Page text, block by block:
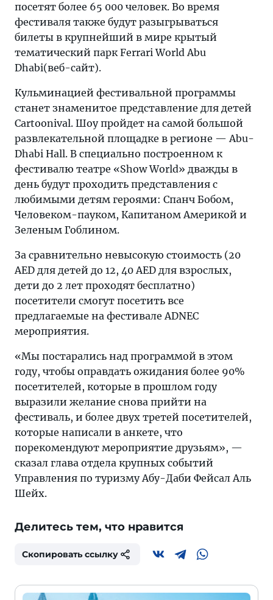
посетят более 65 000 человек. Во время
фестиваля также будут разыгрываться
билеты в крупнейший в мире крытый
тематический парк Ferrari World Abu
Dhabi(веб-сайт).
Кульминацией фестивальной программы
станет знаменитое представление для детей
Cartoonival. Шоу пройдет на самой большой
развлекательной площадке в регионе — Abu-
Dhabi Hall. В специально построенном к
фестивалю театре «Show World» дважды в
день будут проходить представления с
любимыми детям героями: Спанч Бобом,
Человеком-пауком, Капитаном Америкой и
Зеленым Гоблином.
За сравнительно невысокую стоимость (20
AED для детей до 12, 40 AED для взрослых,
дети до 2 лет проходят бесплатно)
посетители смогут посетить все
предлагаемые на фестивале ADNEC
мероприятия.
«Мы постарались над программой в этом
году, чтобы оправдать ожидания более 90%
посетителей, которые в прошлом году
выразили желание снова прийти на
фестиваль, и более двух третей посетителей,
которые написали в анкете, что
порекомендуют мероприятие друзьям», —
сказал глава отдела крупных событий
Управления по туризму Абу-Даби Фейсал Аль
Шейх.
Делитесь тем, что нравится
Скопировать ссылку